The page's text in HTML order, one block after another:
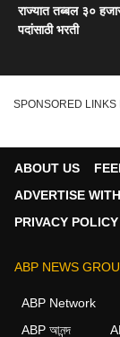
राज्यात तब्बल ३०
पदांसाठी भरती
SPONSORED LINKS
ABOUT US
ADVERTISE
PRIVACY POLICY
ABP NEWS
ABP Network
ABP আনন্দ